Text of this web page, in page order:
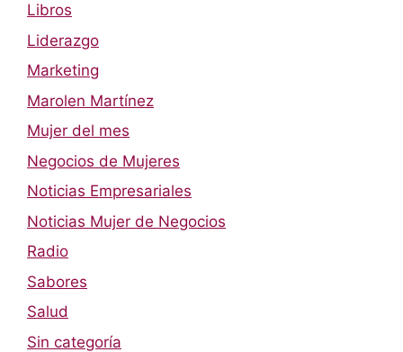
Libros
Liderazgo
Marketing
Marolen Martínez
Mujer del mes
Negocios de Mujeres
Noticias Empresariales
Noticias Mujer de Negocios
Radio
Sabores
Salud
Sin categoría